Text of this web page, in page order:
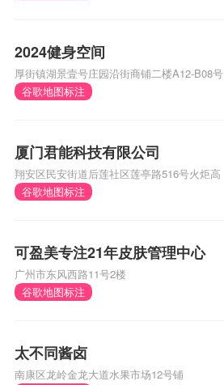
2024健身空间
厚街镇湖景壹号庄园沿街商铺二楼A12-B08号
谷歌地图标注
厦门君能科技有限公司
翔安区民安街道后莲社区莲亭路516号火炬高
谷歌地图标注
可盈美专注21年皮肤管理中心
广州市东风西路11号2楼
谷歌地图标注
太不同酱卤
南康区龙岭金龙大道水果市场12号铺